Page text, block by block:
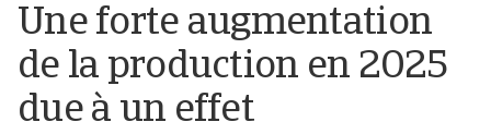
Une forte augmentation
de la production en 2025
due à un effet